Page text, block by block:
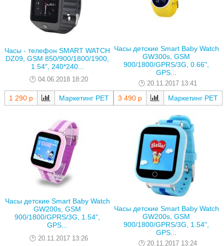
Часы - телефон SMART WATCH
DZ09, GSM 850/900/1800/1900,
1.54", 240*240...
04.06.2018 18:20
1 290 р Маркетинг РЕТ
Часы детские Smart Baby Watch
GW300s, GSM
900/1800/GPRS/3G, 0.66",
GPS...
20.11.2017 13:41
3 490 р Маркетинг РЕТ
Часы детские Smart Baby Watch
GW200s, GSM
900/1800/GPRS/3G, 1.54",
GPS...
20.11.2017 13:26
Часы детские Smart Baby Watch
GW200s, GSM
900/1800/GPRS/3G, 1.54",
GPS...
20.11.2017 13:24